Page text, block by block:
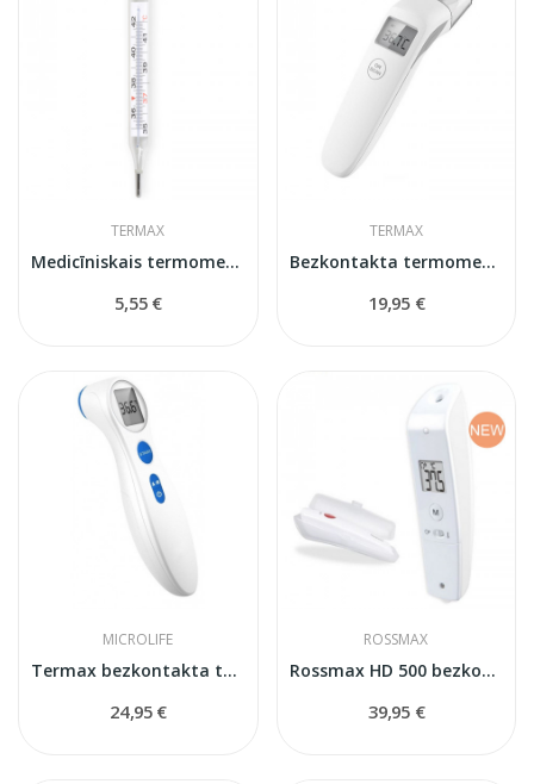
TERMAX
Medicīniskais termometrs bez dzīvsudraba
5,55 €
TERMAX
Bezkontakta termometrs Termax KFT-22
19,95 €
MICROLIFE
Termax bezkontakta termometrs
24,95 €
ROSSMAX
Rossmax HD 500 bezkontakta termometrs
39,95 €